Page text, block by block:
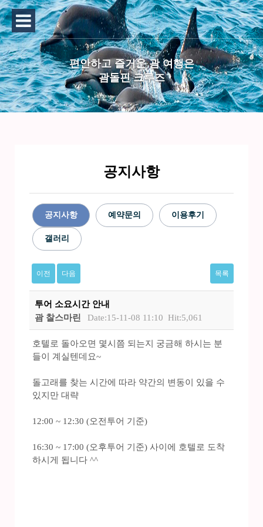
편안하고 즐거운 괌 여행은
괌돌핀 크루즈
공지사항
공지사항 예약문의 이용후기
갤러리
이전 다음 목록
투어 소요시간 안내
괌 찰스마린
Date:15-11-08 11:10 Hit:5,061
호텔로 돌아오면 몇시쯤 되는지 궁금해 하시는 분
들이 계실텐데요~
돌고래를 찾는 시간에 따라 약간의 변동이 있을 수
있지만 대략
12:00 ~ 12:30 (오전투어 기준)
16:30 ~ 17:00 (오후투어 기준) 사이에 호텔로 도착
하시게 됩니다 ^^